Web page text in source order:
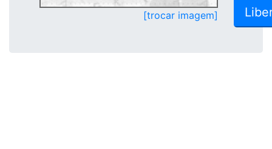
[trocar imagem]